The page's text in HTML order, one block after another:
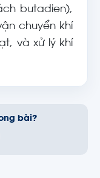
butadien),
chuyển khí
và xử lý khí
bài?